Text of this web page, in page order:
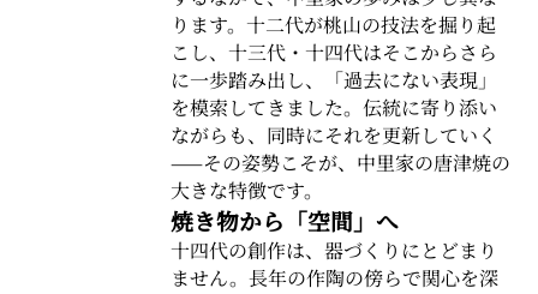
ります。十二代が桃山の技法を掘り起
こし、十三代・十四代はそこからさら
に一歩踏み出し、「過去にない表現」
を模索してきました。伝統に寄り添い
ながらも、同時にそれを更新していく
——その姿勢こそが、中里家の唐津焼の
大きな特徴です。
焼き物から「空間」へ
十四代の創作は、器づくりにとどまり
ません。長年の作陶の傍らで関心を深